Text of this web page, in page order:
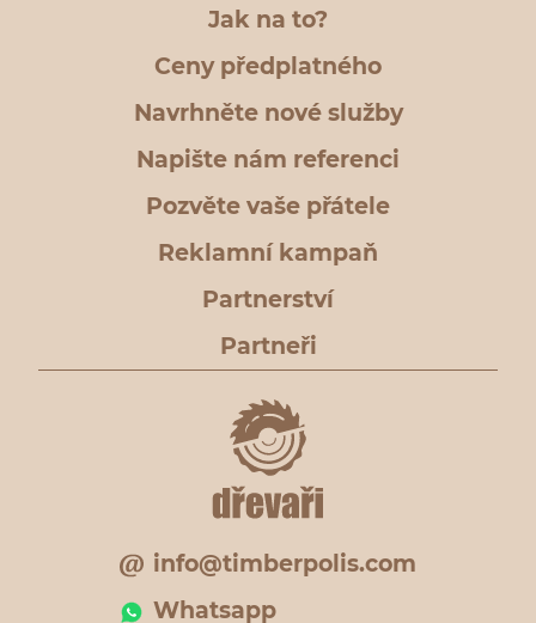
Jak na to?
Ceny předplatného
Navrhněte nové služby
Napište nám referenci
Pozvěte vaše přátele
Reklamní kampaň
Partnerství
Partneři
info@timberpolis.com
Whatsapp